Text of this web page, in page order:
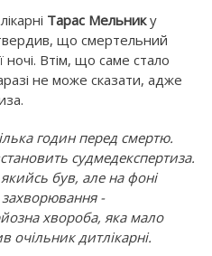
Тарас Мельнику
що смертельний
ночі. Втім, що саме стало
не може сказати, адже
годин перед смертю.
судмедекспертиза.
був, але на фоні
захворювання -
хвороба, яка мало
очільник дитлікарні.